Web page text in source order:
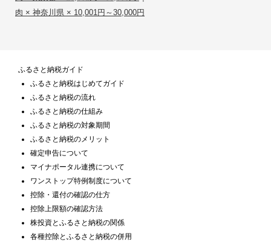
肉 × 神奈川県 × 10,001円～30,000円
ふるさと納税ガイド
ふるさと納税はじめてガイド
ふるさと納税の流れ
ふるさと納税の仕組み
ふるさと納税の対象期間
ふるさと納税のメリット
確定申告について
マイナポータル連携について
ワンストップ特例制度について
控除・還付の確認の仕方
控除上限額の確認方法
株投資とふるさと納税の関係
各種控除とふるさと納税の併用